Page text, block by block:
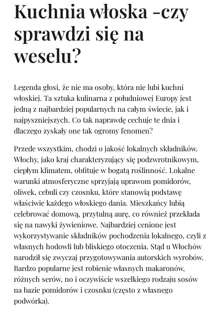
Kuchnia włoska -czy
sprawdzi się na
weselu?
Legenda głosi, że nie ma osoby, która nie lubi kuchni
włoskiej. Ta sztuka kulinarna z południowej Europy jest
jedną z najbardziej popularnych na całym świecie, jak i
najpyszniejszych. Co tak naprawdę cechuje te dnia i
dlaczego zyskały one tak ogromy fenomen?
Przede wszystkim, chodzi o jakość lokalnych składników.
Włochy, jako kraj charakteryzujący się podzwrotnikowym,
ciepłym klimatem, obfituje w bogatą roślinność. Lokalne
warunki atmosferyczne sprzyjają uprawom pomidorów,
oliwek, cebuli czy czosnku, które stanowią podstawę
właściwie każdego włoskiego dania. Mieszkańcy lubią
celebrować domową, przytulną aurę, co również przekłada
się na nawyki żywieniowe. Najbardziej cenione jest
wykorzystywanie składników pochodzenia lokalnego, czyli z
własnych hodowli lub bliskiego otoczenia. Stąd u Włochów
narodził się zwyczaj przygotowywania autorskich wyrobów.
Bardzo popularne jest robienie własnych makaronów,
różnych serów, no i oczywiście wszelkiego rodzaju sosów
na bazie pomidorów i czosnku (często z własnego
podwórka).